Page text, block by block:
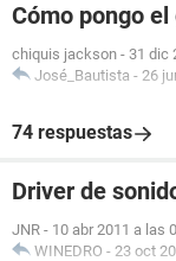
Cómo pongo
chiquis jackson - 31 dic
José_Bautista - 26
74 respuestas
Driver de
JNR - 10 abr 2011 a las
WINEDRO - 23 oct